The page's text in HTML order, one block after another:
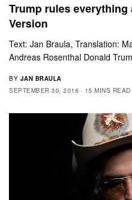
Trump rules
Version
Text: Jan Braula, Translation:
Andreas Rosenthal Donald
BY JAN BRAULA
SEPTEMBER 30, 2016
15 MINS READ